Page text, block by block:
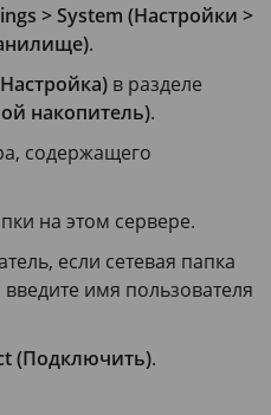
> System (Настройки >
.
в разделе
накопитель).
содержащего
на этом сервере.
если сетевая папка
имя пользователя
(Подключить).